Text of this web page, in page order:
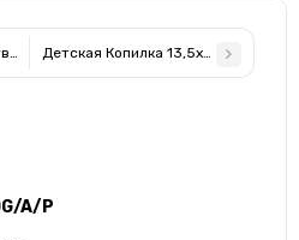
серебряная в хрустале 6,1х6,1см
Детская Копилка 13,5х9см
A/P